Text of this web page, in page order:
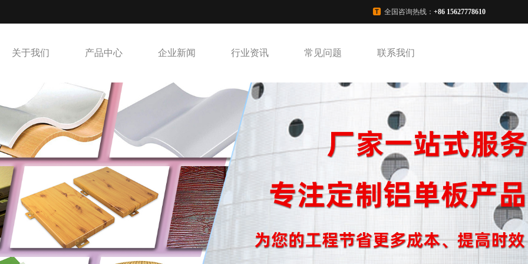
全国咨询热线： +86 15627778610
关于我们 产品中心 企业新闻 行业资讯 常见问题 联系我们